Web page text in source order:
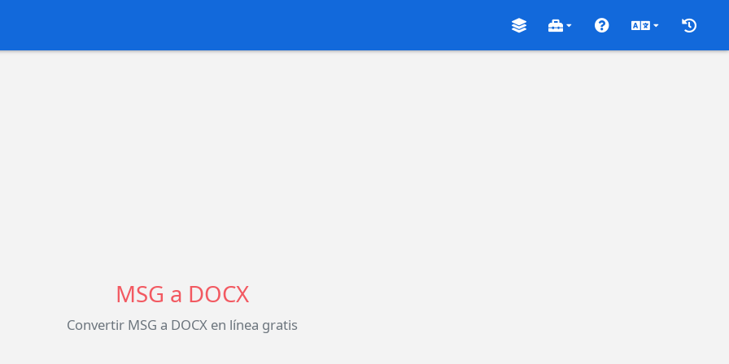
MSG a DOCX
Convertir MSG a DOCX en línea gratis